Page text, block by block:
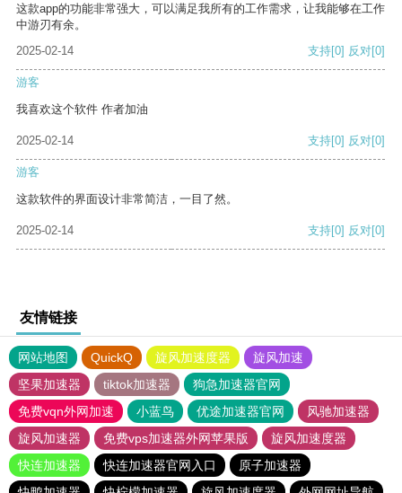
这款app的功能非常强大，可以满足我所有的工作需求，让我能够在工作
中游刃有余。
2025-02-14
支持[0] 反对[0]
游客
我喜欢这个软件 作者加油
2025-02-14 支持[0] 反对[0]
游客
这款软件的界面设计非常简洁，一目了然。
2025-02-14 支持[0] 反对[0]
友情链接
网站地图 QuickQ 旋风加速度器
旋风加速
坚果加速器
tiktok加速器
狗急加速器官网
免费vqn外网加速
小蓝鸟 优途加速器官网
风驰加速器
旋风加速器
免费vps加速器外网苹果版
旋风加速度器
快连加速器
快连加速器官网入口
原子加速器